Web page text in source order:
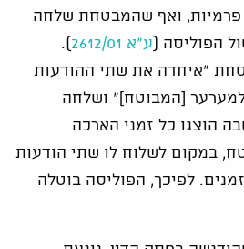
פרמיות, ואף שהמבטחת שלחה
הפוליסה (ע"א 2612/01
).
"איחדה את שתי ההודעות
[המבוטח]" ושלחה
הוצגו כל זמני הארכה
במקום לשלוח לו שתי הודעות
לפיכך, הפוליסה בוטלה